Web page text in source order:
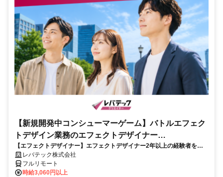
【新規開発中コンシューマーゲーム】バトルエフェク
トデザイン業務のエフェクトデザイナー
_LTCR187574_CP_CRG
【エフェクトデザイナー】エフェクトデザイナー2年以上の経験者を歓
迎！キャリアアップを目指したい方も大歓迎♪
レバテック株式会社
フルリモート
時給3,060円以上